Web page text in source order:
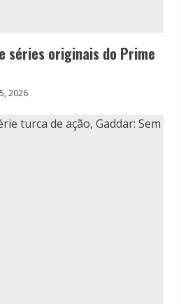
séries originais do Prime
2026